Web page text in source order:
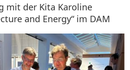
mit der Kita Karoline
and Energy“ im DAM